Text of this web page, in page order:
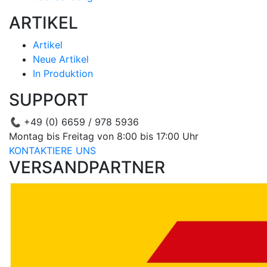
ARTIKEL
Artikel
Neue Artikel
In Produktion
SUPPORT
📞 +49 (0) 6659 / 978 5936
Montag bis Freitag von 8:00 bis 17:00 Uhr
KONTAKTIERE UNS
VERSANDPARTNER